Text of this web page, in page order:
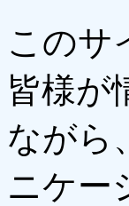
このサ
皆様が
ながら
ニケー